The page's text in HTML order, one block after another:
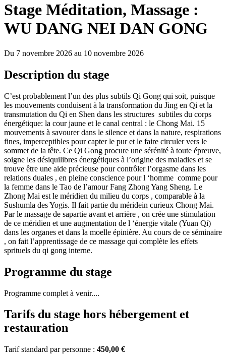
Stage Méditation, Massage :
WU DANG NEI DAN GONG
Du 7 novembre 2026 au 10 novembre 2026
Description du stage
C’est probablement l’un des plus subtils Qi Gong qui soit, puisque
les mouvements conduisent à la transformation du Jing en Qi et la
transmutation du Qi en Shen dans les structures subtiles du corps
énergétique: la cour jaune et le canal central : le Chong Mai. 15
mouvements à savourer dans le silence et dans la nature, respirations
fines, imperceptibles pour capter le pur et le faire circuler vers le
sommet de la tête. Ce Qi Gong procure une sérénité à toute épreuve,
soigne les désiquilibres énergétiques à l’origine des maladies et se
trouve être une aide précieuse pour contrôler l’orgasme dans les
relations duales , en pleine conscience pour l ‘homme comme pour
la femme dans le Tao de l’amour Fang Zhong Yang Sheng. Le
Zhong Mai est le méridien du milieu du corps , comparable à la
Sushumla des Yogis. Il fait partie du méridein curieux Chong Mai.
Par le massage de sapartie avant et arrière , on crée une stimulation
de ce méridien et une augmentation de l ‘énergie vitale (Yuan Qi)
dans les organes et dans la moelle épinière. Au cours de ce séminaire
, on fait l’apprentissage de ce massage qui complète les effets
sprituels du qi gong interne.
Programme du stage
Programme complet à venir....
Tarifs du stage hors hébergement et
restauration
Tarif standard par personne : 450,00 €